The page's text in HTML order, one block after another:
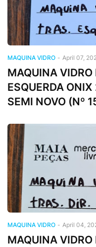
MAQUINA VIDRO - April 07,
MAQUINA
ESQUERDA
SEMI NOVO (Nº
MAQUINA VIDRO - April 04,
MAQUINA